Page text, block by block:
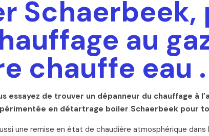
Schaerbeek,
au
chauffe eau .
de trouver un dépanneur du chauffage à
en détartrage boiler Schaerbeek pour
une remise en état de chaudière atmosphérique